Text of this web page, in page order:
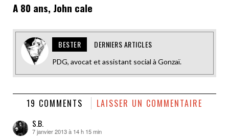
A 80 ans, John cale
BESTER DERNIERS ARTICLES
PDG, avocat et assistant social à Gonzaï.
19 COMMENTS LAISSER UN COMMENTAIRE
S.B.
dit :
7 janvier 2013 à 14 h 15 min